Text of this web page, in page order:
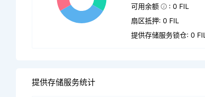
可用余额
: 0 FIL
扇区抵押: 0 FIL
提供存储服务锁仓: 0 FIL
提供存储服务统计